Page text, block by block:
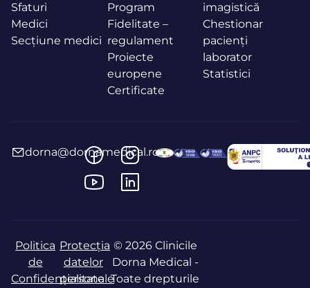
Sfaturi
Medici
Secțiune medici
Program
Fidelitate –
regulament
Proiecte
europene
Certificate
imagistică
Chestionar
pacienți
laborator
Statistici
dorna@dornamedical.ro
Politica
de
Confidențialitate
Protecția
datelor
personale
© 2026 Clinicile
Dorna Medical -
Toate drepturile